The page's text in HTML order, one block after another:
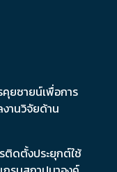
ยซายน์เพื่อการ
านวิจัยด้าน
ติดตั้งประยุกต์ใช้